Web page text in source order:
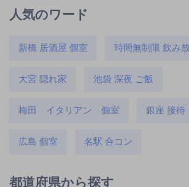
人気のワード
新橋 居酒屋 個室 時間無制限 飲み
大宮 隠れ家 池袋 深夜 ご飯
梅田 イタリアン 個室 銀座 接待
広島 個室 名駅 合コン
都道府県から探す